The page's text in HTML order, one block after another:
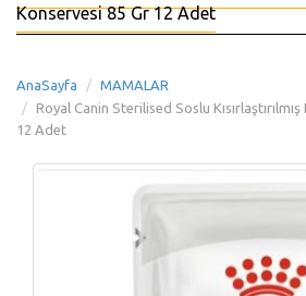
Konservesi 85 Gr 12 Adet
AnaSayfa
MAMALAR
Royal Canin Sterilised Soslu
12 Adet